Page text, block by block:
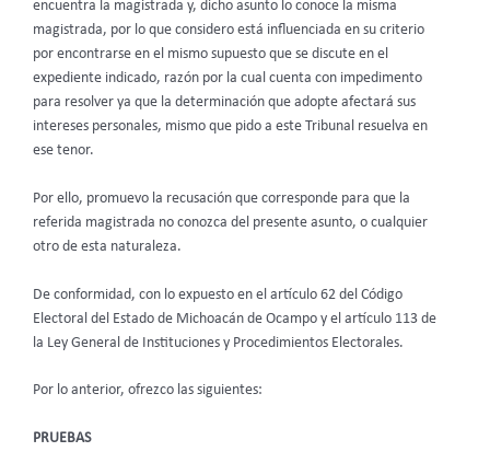
encuentra la magistrada y, dicho asunto lo conoce la misma
magistrada, por lo que considero está influenciada en su criterio
por encontrarse en el mismo supuesto que se discute en el
expediente indicado, razón por la cual cuenta con impedimento
para resolver ya que la determinación que adopte afectará sus
intereses personales, mismo que pido a este Tribunal resuelva en
ese tenor.
Por ello, promuevo la recusación que corresponde para que la
referida magistrada no conozca del presente asunto, o cualquier
otro de esta naturaleza.
De conformidad, con lo expuesto en el artículo 62 del Código
Electoral del Estado de Michoacán de Ocampo y el artículo 113 de
la Ley General de Instituciones y Procedimientos Electorales.
Por lo anterior, ofrezco las siguientes:
PRUEBAS